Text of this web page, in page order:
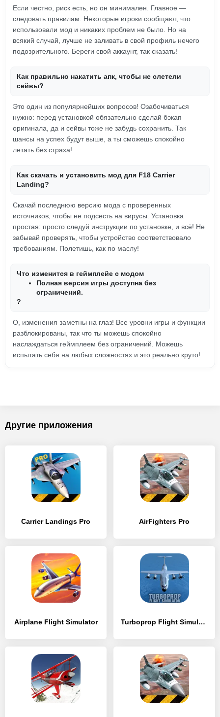
Если честно, риск есть, но он минимален. Главное —
следовать правилам. Некоторые игроки сообщают, что
использовали мод и никаких проблем не было. Но на
всякий случай, лучше не заливать в свой профиль нечего
подозрительного. Береги свой аккаунт, так сказать!
Как правильно накатить апк, чтобы не слетели
сейвы?
Это один из популярнейших вопросов! Озабочиваться
нужно: перед установкой обязательно сделай бэкап
оригинала, да и сейвы тоже не забудь сохранить. Так
шансы на успех будут выше, а ты сможешь спокойно
летать без страха!
Как скачать и установить мод для F18 Carrier
Landing?
Скачай последнюю версию мода с проверенных
источников, чтобы не подсесть на вирусы. Установка
простая: просто следуй инструкции по установке, и всё! Не
забывай проверять, чтобы устройство соответствовало
требованиям. Полетишь, как по маслу!
Что изменится в геймплейе с модом
Полная версия игры доступна без
ограничений.
?
О, изменения заметны на глаз! Все уровни игры и функции
разблокированы, так что ты можешь спокойно
наслаждаться геймплеем без ограничений. Можешь
испытать себя на любых сложностях и это реально круто!
Другие приложения
Carrier Landings Pro AirFighters Pro
Airplane Flight Simulator Turboprop Flight Simulator